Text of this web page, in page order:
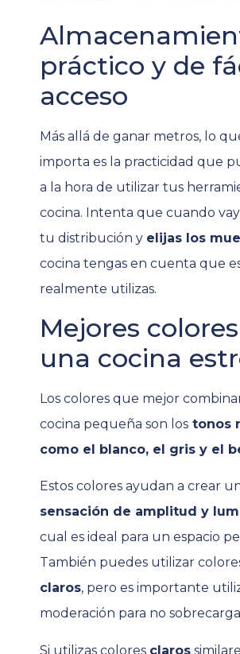
práctico y de
acceso
Más allá de ganar metros, lo
importa es la practicidad que
a la hora de utilizar tus
cocina. Intenta que cuando
tu distribución y elijas los
cocina tengas en cuenta que
realmente utilizas.
Mejores
una cocina
Los colores que mejor
cocina pequeña son los tonos
como el blanco, el gris y el
Estos colores ayudan a crear
sensación de amplitud y
cual es ideal para un espacio
También puedes utilizar
claros, pero es importante
moderación para no
Si utilizas colores claros